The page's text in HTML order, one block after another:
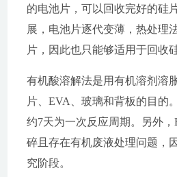
的电池片，可以回收完好的硅
展，电池片逐代变薄，热处理
片，因此也只能够适用于回收
有机酸溶解法是用有机溶剂溶
片、EVA、玻璃和背板的目的
约7天为一次反应周期。另外
碎且存在有机废液处理问题，
究阶段。